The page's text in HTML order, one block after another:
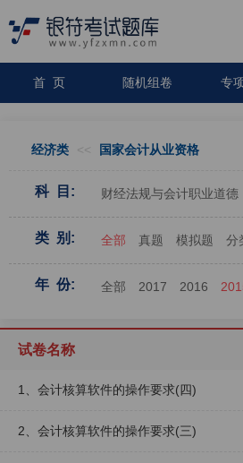
首 页 随机组卷 专
经济类 << 国家会计从业资格
科 目: 财经法规与会计职业道德
类 别: 全部 真题 模拟题 分
年 份: 全部 2017 2016
试卷名称
1、会计核算软件的操作要求(四)
2、会计核算软件的操作要求(三)